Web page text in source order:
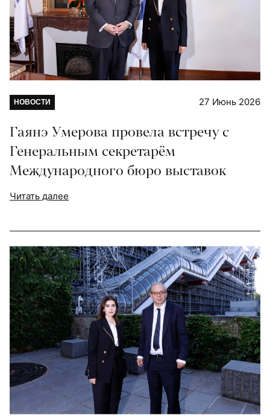
НОВОСТИ 27 Июнь 2026
Гаянэ Умерова провела встречу с
Генеральным секретарём
Международного бюро выставок
Читать далее